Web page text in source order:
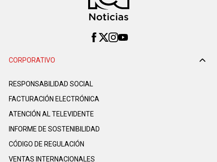
CORPORATIVO
RESPONSABILIDAD SOCIAL
FACTURACIÓN ELECTRÓNICA
ATENCIÓN AL TELEVIDENTE
INFORME DE SOSTENIBILIDAD
CÓDIGO DE REGULACIÓN
VENTAS INTERNACIONALES